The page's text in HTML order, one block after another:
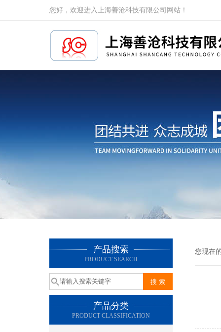
您好，欢迎进入上海善沧科技有限公司网站！
产品搜索
PRODUCT SEARCH
产品分类
PRODUCT CLASSIFICATION
您现在